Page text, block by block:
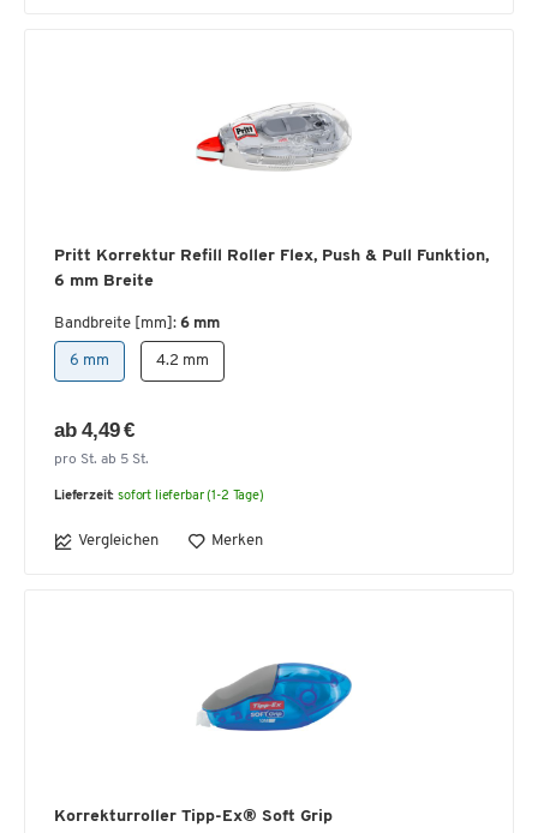
Pritt Korrektur Refill Roller Flex, Push & Pull Funktion,
6 mm Breite
Bandbreite [mm]: 6 mm
6 mm 4.2 mm
ab 4,49 €
pro St. ab 5 St.
Lieferzeit: sofort lieferbar (1-2 Tage)
Vergleichen Merken
Korrekturroller Tipp-Ex® Soft Grip